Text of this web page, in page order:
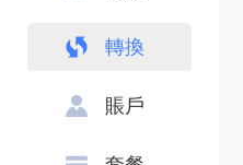
轉換
賬戶